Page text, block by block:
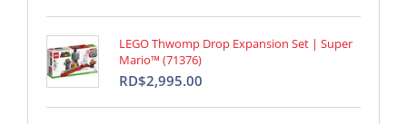
LEGO Thwomp Drop Expansion Set | Super
Mario™ (71376)
RD$2,995.00